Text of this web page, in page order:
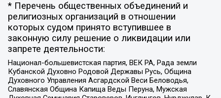
* Перечень общественных объединений и
религиозных организаций в отношении
которых судом принято вступившее в
законную силу решение о ликвидации или
запрете деятельности:
Национал-большевистская партия, ВЕК РА, Рада земли
Кубанской Духовно Родовой Державы Русь, Община
Духовного Управления Асгардской Веси Беловодья,
Славянская Община Капища Веды Перуна, Мужская